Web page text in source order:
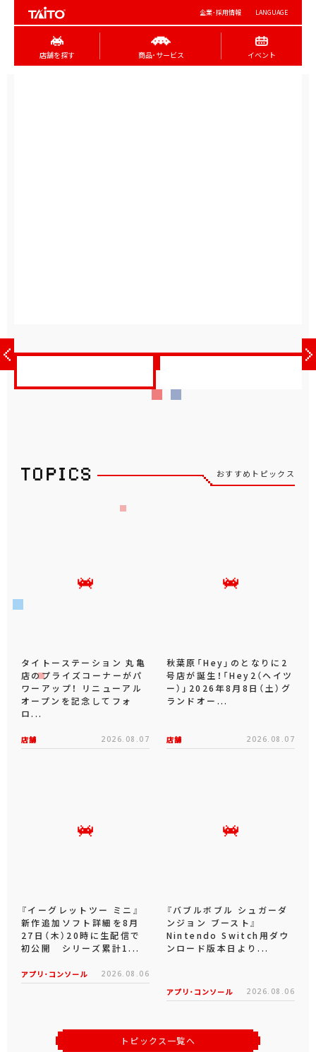
企業･採用情報 LANGUAGE
店舗を探す 商品･サービス イベント
おすすめトピックス
タイトーステーション 丸亀
店のプライズコーナーがパ
ワーアップ！ リニューアル
オープンを記念してフォ
ロ...
店舗 2026.08.07
秋葉原「Hey」のとなりに2
号店が誕生！「Hey2（ヘイツ
ー）」2026年8月8日（土）グ
ランドオー...
店舗 2026.08.07
『イーグレットツー ミニ』
新作追加ソフト詳細を8月
27日（木）20時に生配信で
初公開 シリーズ累計1...
アプリ･コンソール 2026.08.06
『バブルボブル シュガーダ
ンジョン ブースト』
Nintendo Switch用ダウ
ンロード版本日より...
アプリ･コンソール 2026.08.06
トピックス一覧へ